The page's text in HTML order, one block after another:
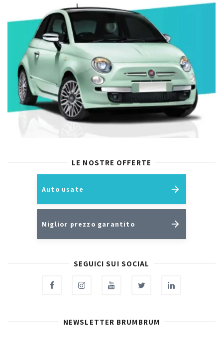
LE NOSTRE OFFERTE
Auto usate
Miglior prezzo garantito
SEGUICI SUI SOCIAL
NEWSLETTER BRUMBRUM